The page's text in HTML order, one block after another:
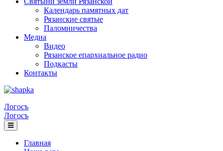
Календарь памятных дат
Рязанские святые
Паломничества
Медиа
Видео
Рязанское епархиальное радио
Подкасты
Контакты
Логосъ
Логосъ
Главная